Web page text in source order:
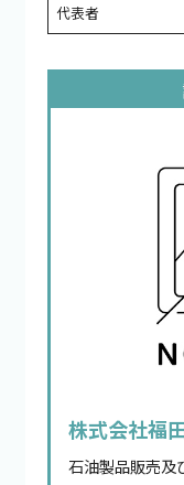
代表者
株式会社福
石油製品販売及